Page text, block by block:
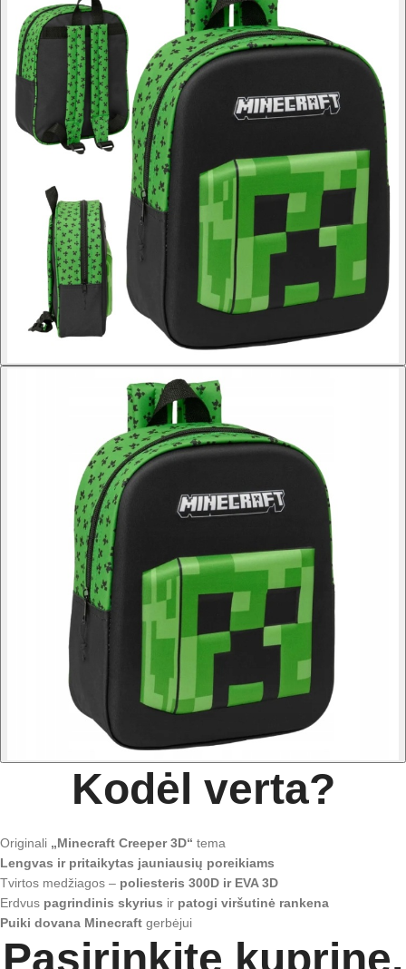
Kodėl verta?
Originali „Minecraft Creeper 3D“ tema
Lengvas ir pritaikytas jauniausių poreikiams
Tvirtos medžiagos – poliesteris 300D ir EVA 3D
Erdvus pagrindinis skyrius ir patogi viršutinė rankena
Puiki dovana Minecraft gerbėjui
Pasirinkite kuprinę,